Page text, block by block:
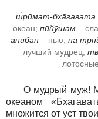
ш́рӣмат-бха̄гавата
океан; пӣйӯшам –
а̄пибан – пью; на
лучший мудрец;
О мудрый муж!
океаном
множится от уст